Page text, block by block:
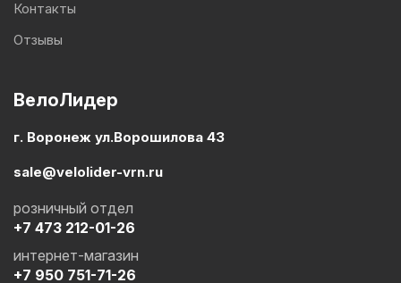
ВелоЛидер
г. Воронеж ул.Ворошилова 43
sale@velolider-vrn.ru
+7 473 212-01-26
розничный отдел
+7 950 751-71-26
интернет-магазин
Контакты
Отзывы